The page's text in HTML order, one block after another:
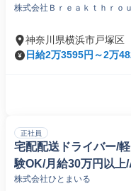
料】
株式会社Ｂｒｅａｋｔｈｒｏ
神奈川県横浜市戸塚区
日給2万3595円～2万
正社員
宅配配送ドライバー/
験OK/月給30万円以上
株式会社ひとまいる